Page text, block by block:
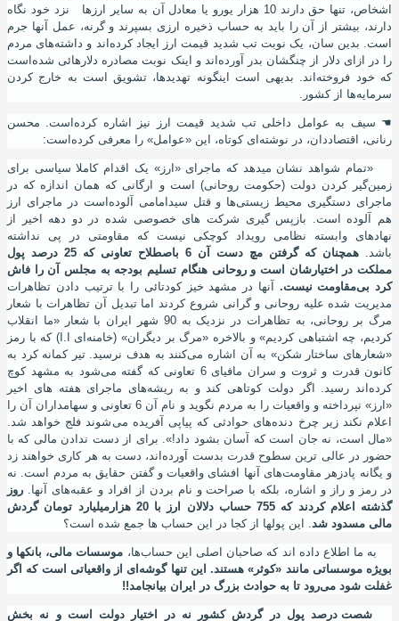
اشخاص، تنها حق دارند 10 هزار یورو یا معادل آن به سایر ارزها نزد خود نگاه
دارند، بیشتر از آن را باید به حساب ذخیره ارزی بسپرند و گرنه، عمل آنها جرم
است. بدین سان، یک نوبت تب شدید قیمت ارز ایجاد کرده اند و داشتههای مردم
را در ازای دلار از چنگشان بدر آورده اند و اینک نوبت مصادره دلارهائی شده است
که خود فروخته اند. بدیهی است اینگونه تهدیدها، تشویق است به خارج کردن
سرمایهها از کشور.
☚ سیف به عوامل داخلی تب شدید قیمت ارز نیز اشاره کرده است. محسن
رنانی، اقتصاددان، در نوشته ای کوتاه، این «عوامل» را معرفی کرده است:
«تمام شواهد نشان میدهد که ماجرای «ارز» یک اقدام کاملا سیاسی برای
زمینگیر کردن دولت (حکومت روحانی) است و ارگانی که همان اندازه که در
ماجرای دستگیری محیط زیستیها و قتل سیدامامی آلوده است در ماجرای ارز
هم آلوده
است. بازپس گیری شرکت های خصوصی شده در دو دهه اخیر از
نهادهای وابسته نظامی رویداد کوچکی نیست که مقاومتی در پی نداشته
باشد.
همچنان که گرفتن مچ دست آن 6 باصطلاح تعاونی که 25 درصد پول
مملکت در اختیارشان است و روحانی هنگام تسلیم بودجه به مجلس آن را فاش
کرد بیمقاومت نیست. آنها در مشهد خیز کودتائی را با ترتیب دادن تظاهرات
مدیریت شده علیه روحانی و گرانی شروع کردند اما تبدیل آن تظاهرات با شعار
مرگ بر روحانی، به تظاهرات در نزدیک به 90 شهر ایران با شعار «ما انقلاب
کردیم، چه اشتباهی کردیم» و بالاخره «مرگ بر دیگران» (خامنه ای ا.ا) که با رمز
«شعارهای ساختار شکن» به آن اشاره میکنند به هدف نرسید. تیر کمانه کرد به
کانون قدرت و ثروت و سران مافیای 6 تعاونی که گفته می
شود به مشهد کوچ
کرده اند رسید. اگر دولت کوتاهی کند و به ریشههای ماجرای هفته های اخیر
«ارز» نپرداخته و واقعیات را به مردم نگوید و نام آن 6 تعاونی و سهامداران آن را
اعلام نکند زیر چرخ دندههای حوادثی که پیاپی آفریده می شوند فلج خواهد شد.
«مال است، نه جان است که آسان بشود داد!». برای از دست ندادن مالی که با
حضور در عالی ترین سطوح قدرت بدست آورده اند، دست به هر کاری خواهند زد
و یگانه پادزهر مقاومتهای آنها افشای واقعیات و گفتن حقایق به مردم است. نه
در رمز و راز و اشاره، بلکه با صراحت و نام بردن از افراد و عقبههای آنها. روز
گذشته اعلام کردند که 755 حساب دلالان ارز با 20 هزارمیلیارد تومان گردش
مالی مسدود شد . این پولها از کجا در این حساب ها جمع شده است؟
به ما اطلاع داده اند که صاحبان اصلی این حسابها، موسسات مالی، بانکها و
بویژه موسساتی مانند «کوثر» هستند. این تنها گوشه ای از واقعیاتی است که اگر
غفلت شود میرود تا به حوادث بزرگ در ایران بیانجامد!!
شصت درصد پول در گردش کشور نه در اختیار دولت است و نه بخش